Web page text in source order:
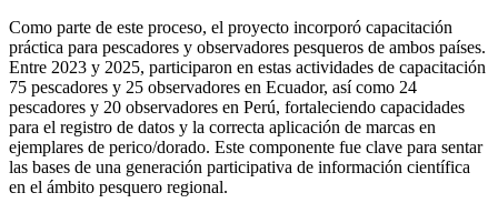
Como parte de este proceso, el proyecto incorporó capacitación
práctica para pescadores y observadores pesqueros de ambos países.
Entre 2023 y 2025, participaron en estas actividades de capacitación
75 pescadores y 25 observadores en Ecuador, así como 24
pescadores y 20 observadores en Perú, fortaleciendo capacidades
para el registro de datos y la correcta aplicación de marcas en
ejemplares de perico/dorado. Este componente fue clave para sentar
las bases de una generación participativa de información científica
en el ámbito pesquero regional.